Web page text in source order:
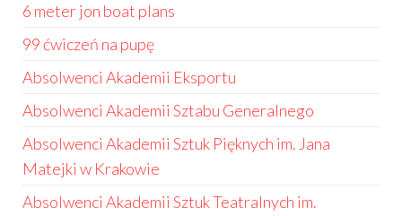
6 meter jon boat plans
99 ćwiczeń na pupę
Absolwenci Akademii Eksportu
Absolwenci Akademii Sztabu Generalnego
Absolwenci Akademii Sztuk Pięknych im. Jana
Matejki w Krakowie
Absolwenci Akademii Sztuk Teatralnych im.